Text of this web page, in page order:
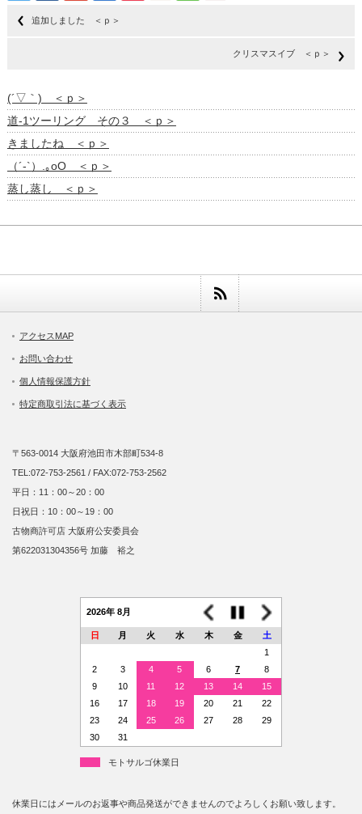
追加しました ＜ｐ＞
クリスマスイブ ＜ｐ＞
(´▽｀) ＜ｐ＞
道-1ツーリング その３ ＜ｐ＞
きましたね ＜ｐ＞
（´-`）.｡oO ＜ｐ＞
蒸し蒸し ＜ｐ＞
アクセスMAP
お問い合わせ
個人情報保護方針
特定商取引法に基づく表示
〒563-0014 大阪府池田市木部町534-8
TEL:072-753-2561 / FAX:072-753-2562
平日：11：00～20：00
日祝日：10：00～19：00
古物商許可店 大阪府公安委員会
第622031304356号 加藤 裕之
2026年 8月
日 月 火 水 木 金
土
1
2
3 4 5 6 7
8
9
10 11 12 13 14
15
16
17 18 19 20 21
22
23
24 25 26 27 28
29
30
31
モトサルゴ休業日
休業日にはメールのお返事や商品発送ができませんのでよろしくお願い致します。